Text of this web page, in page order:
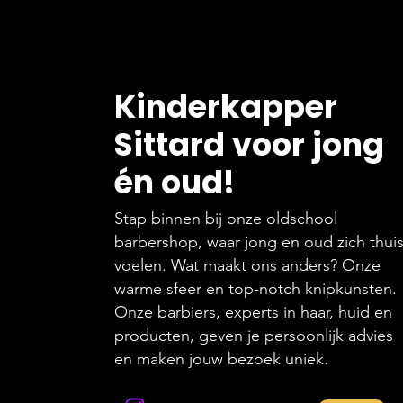
Kinderkapper
Sittard voor jong
én oud!
Stap binnen bij onze oldschool
barbershop, waar jong en oud zich thuis
voelen. Wat maakt ons anders? Onze
warme sfeer en top-notch knipkunsten.
Onze barbiers, experts in haar, huid en
producten, geven je persoonlijk advies
en maken jouw bezoek uniek.